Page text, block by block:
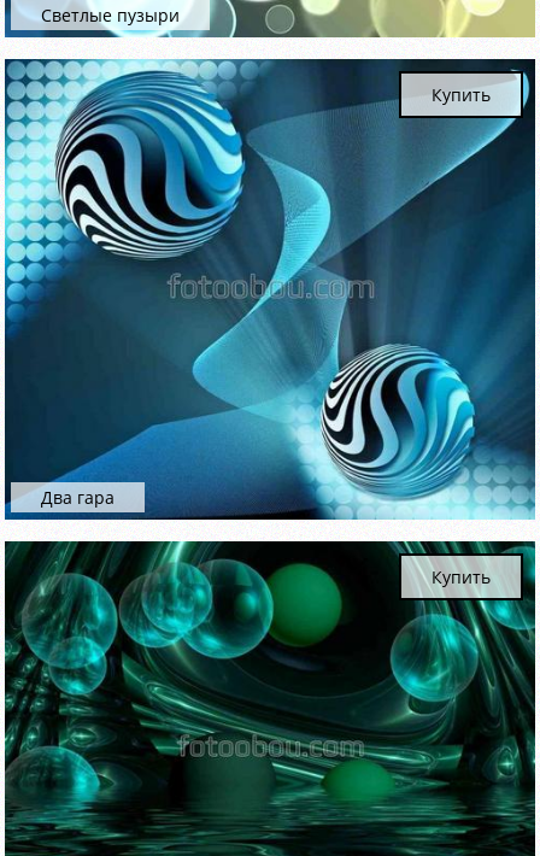
Светлые пузыри
Два гара
Купить
Купить